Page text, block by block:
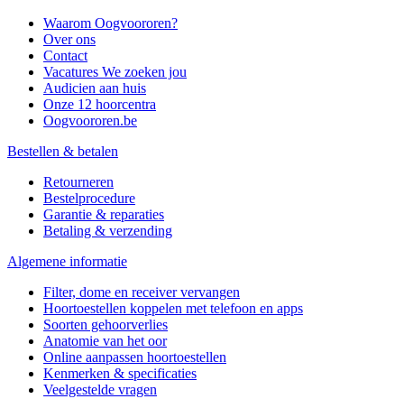
Waarom Oogvoororen?
Over ons
Contact
Vacatures We zoeken jou
Audicien aan huis
Onze 12 hoorcentra
Oogvoororen.be
Bestellen & betalen
Retourneren
Bestelprocedure
Garantie & reparaties
Betaling & verzending
Algemene informatie
Filter, dome en receiver vervangen
Hoortoestellen koppelen met telefoon en apps
Soorten gehoorverlies
Anatomie van het oor
Online aanpassen hoortoestellen
Kenmerken & specificaties
Veelgestelde vragen